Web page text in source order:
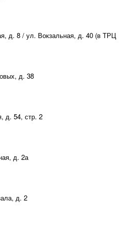
д. 8 / ул. Вокзальная, д. 40 (в ТРЦ
д. 38
д. 54, стр. 2
д. 2а
д. 2